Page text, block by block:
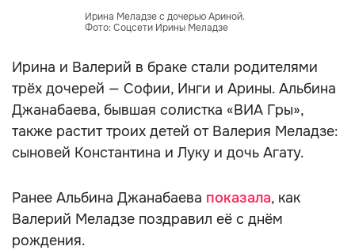
Ирина Меладзе с дочерью Ариной.
Фото: Соцсети Ирины Меладзе
Ирина и Валерий в браке стали родителями
трёх дочерей — Софии, Инги и Арины. Альбина
Джанабаева, бывшая солистка «ВИА Гры»,
также растит троих детей от Валерия Меладзе:
сыновей Константина и Луку и дочь Агату.
Ранее Альбина Джанабаева показала, как
Валерий Меладзе поздравил её с днём
рождения.